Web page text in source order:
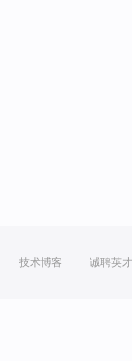
技术博客 诚聘英才